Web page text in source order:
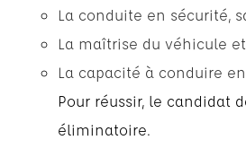
La conduite en sécurité,
La maîtrise du véhicule
La capacité à conduire
Pour réussir, le candidat
éliminatoire.